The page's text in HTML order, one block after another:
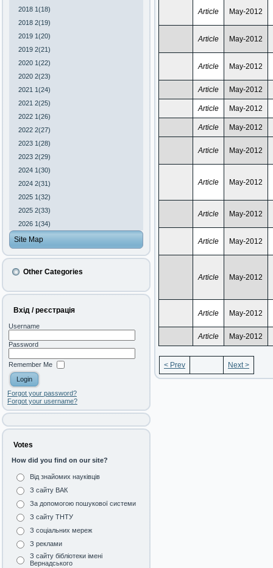
2018 1(18)
2018 2(19)
2019 1(20)
2019 2(21)
2020 1(22)
2020 2(23)
2021 1(24)
2021 2(25)
2022 1(26)
2022 2(27)
2023 1(28)
2023 2(29)
2024 1(30)
2024 2(31)
2025 1(32)
2025 2(33)
2026 1(34)
Site Map
Other Categories
Вхід / реєстрація
Username
Password
Remember Me
Forgot your password?
Forgot your username?
Votes
How did you find on our site?
Від знайомих науківців
З сайту ВАК
За допомогою пошукової системи
З сайту ТНТУ
З соціальних мереж
З реклами
З сайту бібліотеки імені
Вернадського
Article May-2012
Article May-2012
Article May-2012
Article May-2012
Article May-2012
Article May-2012
Article May-2012
Article May-2012
Article May-2012
Article May-2012
Article May-2012
Article May-2012
Article May-2012
< Prev Next >